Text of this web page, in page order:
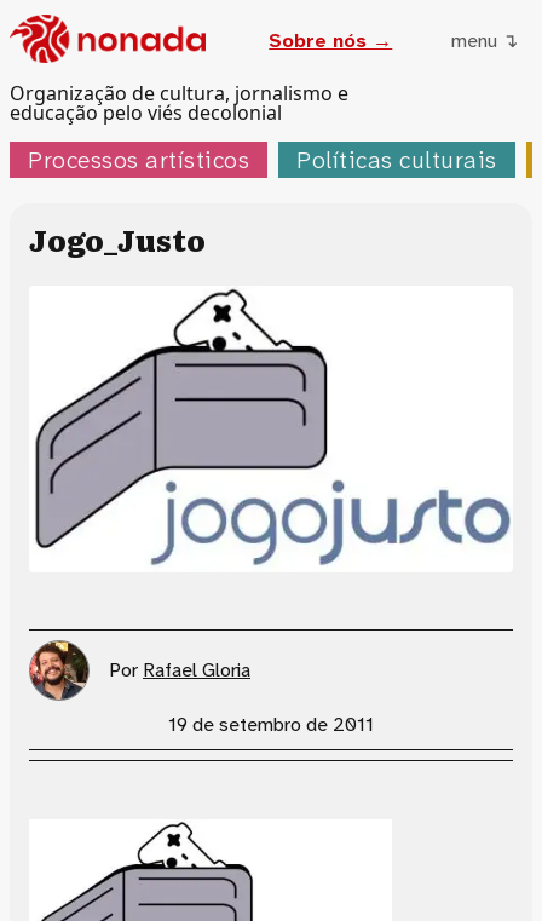
Organização de cultura, jornalismo e
educação pelo viés decolonial
Sobre nós → menu ↴
Processos artísticos Políticas culturais
Jogo_Justo
Por Rafael Gloria
19 de setembro de 2011